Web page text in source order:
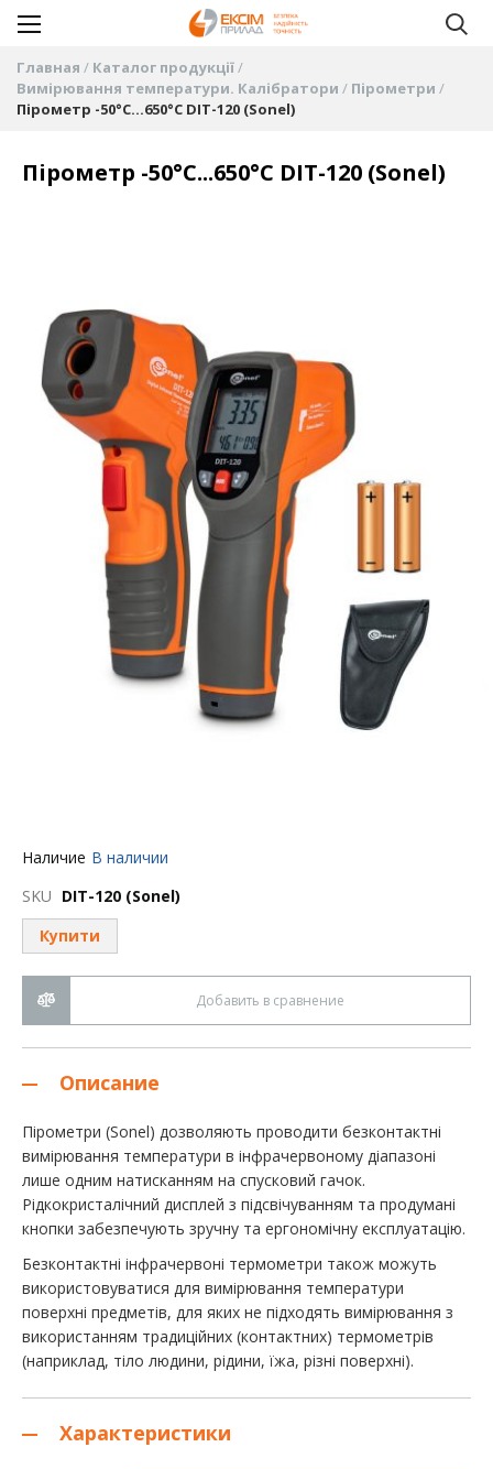
Главная
Каталог продукції
Вимірювання температури. Калібратори
Пірометри
Пірометр -50°C...650°C DIT-120 (Sonel)
Пірометр -50°C...650°C DIT-120 (Sonel)
изображений
началу
изображений
Наличие В наличии
SKU DIT-120 (Sonel)
Купити
Добавить в сравнение
Описание
Пірометри (Sonel) дозволяють проводити безконтактні
вимірювання температури в інфрачервоному діапазоні
лише одним натисканням на спусковий гачок.
Рідкокристалічний дисплей з підсвічуванням та продумані
кнопки забезпечують зручну та ергономічну експлуатацію.
Безконтактні інфрачервоні термометри також можуть
використовуватися для вимірювання температури
поверхні предметів, для яких не підходять вимірювання з
використанням традиційних (контактних) термометрів
(наприклад, тіло людини, рідини, їжа, різні поверхні).
Характеристики